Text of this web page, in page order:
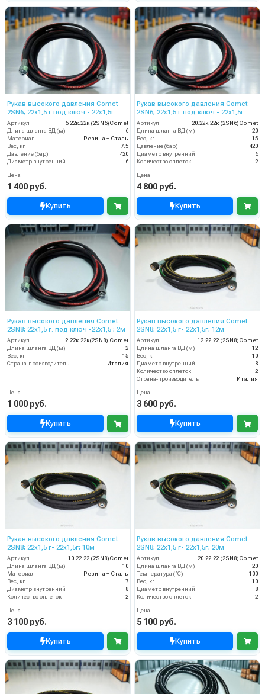
Рукав высокого давления Comet
2SN6; 22х1,5 г под ключ - 22х1,5г
ключ; 6м
Артикул
6.22к.22к (2SN6)Comet
Длина шланга ВД (м)
6
Материал
Резина + Сталь
Вес, кг
7.5
Давление (бар)
420
Диаметр внутренний
6
Цена
1 400 руб.
Купить
Рукав высокого давления Comet
2SN6; 22х1,5 г под ключ - 22х1,5г
ключ; 20м
Артикул
20.22к.22к (2SN6)Comet
Длина шланга ВД (м)
20
Вес, кг
15
Давление (бар)
420
Диаметр внутренний
6
Количество оплеток
2
Цена
4 800 руб.
Купить
Рукав высокого давления Comet
2SN8; 22х1,5 г. под ключ -22х1,5 ; 2м
Артикул
2.22к.22к(2SN8) Comet
Длина шланга ВД (м)
2
Вес, кг
15
Страна-производитель
Италия
Цена
1 000 руб.
Купить
Рукав высокого давления Comet
2SN8; 22х1,5 г- 22х1,5г; 12м
Артикул
12.22.22 (2SN8)Comet
Длина шланга ВД (м)
12
Вес, кг
10
Диаметр внутренний
8
Количество оплеток
2
Страна-производитель
Италия
Цена
3 600 руб.
Купить
Рукав высокого давления Comet
2SN8; 22х1,5 г- 22х1,5г; 10м
Артикул
10.22.22 (2SN8)Comet
Длина шланга ВД (м)
10
Материал
Резина + Сталь
Вес, кг
7
Диаметр внутренний
8
Количество оплеток
2
Цена
3 100 руб.
Купить
Рукав высокого давления Comet
2SN8; 22х1,5 г- 22х1,5г; 20м
Артикул
20.22.22 (2SN8)Comet
Длина шланга ВД (м)
20
Температура (°C)
100
Вес, кг
10
Диаметр внутренний
8
Количество оплеток
2
Цена
5 100 руб.
Купить